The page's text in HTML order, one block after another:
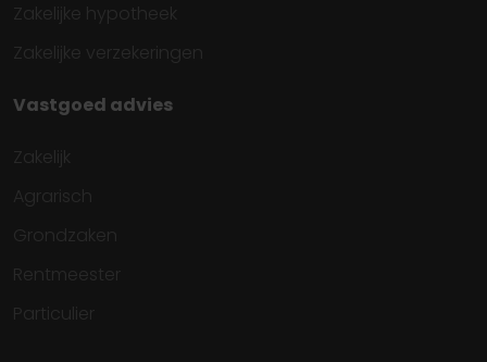
Zakelijke hypotheek
Zakelijke verzekeringen
Vastgoed advies
Zakelijk
Agrarisch
Grondzaken
Rentmeester
Particulier